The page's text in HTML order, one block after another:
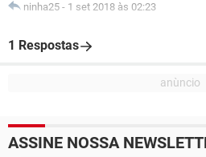
ninha25 - 1 set 2018 às 02:23
1 Respostas
ASSINE NOSSA